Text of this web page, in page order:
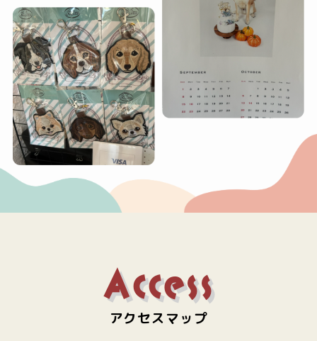
Access
アクセスマップ